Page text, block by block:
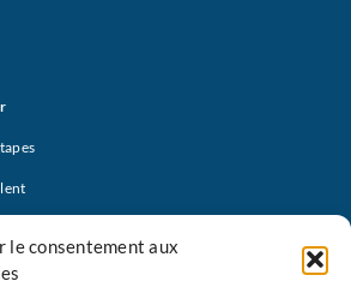
le consentement aux